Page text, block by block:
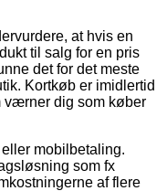
at hvis en
til salg for en pris
det for det meste
Kortkøb er imidlertid
værner dig som køber
mobilbetaling.
som fx
af flere